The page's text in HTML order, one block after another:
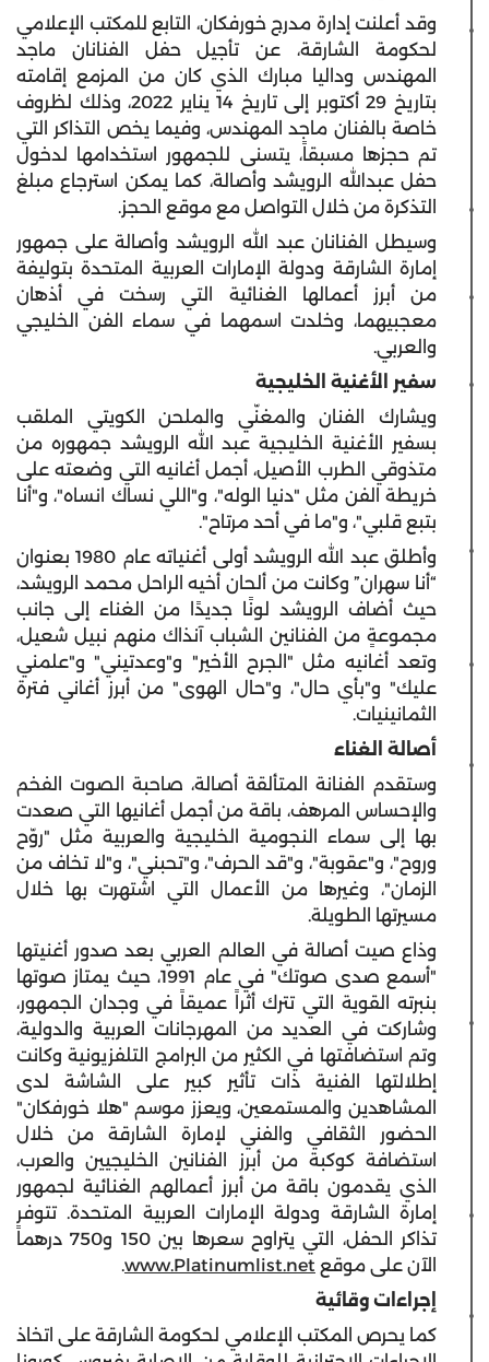
وقد أعلنت إدارة مدرج خورفكان، التابع للمكتب الإعلامي
لحكومة الشارقة، عن تأجيل حفل الفنانان ماجد
المهندس وداليا مبارك الذي كان من المزمع إقامته
بتاريخ 29 أكتوبر إلى تاريخ 14 يناير 2022، وذلك لظروف
خاصة بالفنان ماجد المهندس، وفيما يخص التذاكر التي
تم حجزها مسبقاً، يتسنى للجمهور استخدامها لدخول
حفل عبدالله الرويشد وأصالة، كما يمكن استرجاع مبلغ
التذكرة من خلال التواصل مع موقع الحجز.
وسيطل الفنانان عبد الله الرويشد وأصالة على جمهور
إمارة الشارقة ودولة الإمارات العربية المتحدة بتوليفة
من أبرز أعمالها الغنائية التي رسخت في أذهان
معجبيهما، وخلدت اسمهما في سماء الفن الخليجي
والعربي.
سفير الأغنية الخليجية
ويشارك الفنان والمغنّي والملحن الكويتي الملقب
بسفير الأغنية الخليجية عبد الله الرويشد جمهوره من
متذوقي الطرب الأصيل، أجمل أغانيه التي وضعته على
خريطة الفن مثل "دنيا الوله"، و"اللي نساك انساه"، و"أنا
بتبع قلبي"، و"ما في أحد مرتاح".
وأطلق عبد الله الرويشد أولى أغنياته عام 1980 بعنوان
“أنا سهران” وكانت من ألحان أخيه الراحل محمد الرويشد،
حيث أضاف الرويشد لونًا جديدًا من الغناء إلى جانب
مجموعةٍ من الفنانين الشباب آنذاك منهم نبيل شعيل،
وتعد أغانيه مثل "الجرح الأخير" و"وعدتيني" و"علمني
عليك" و"بأي حال"، و"حال الهوى" من أبرز أغاني فترة
الثمانينيات.
أصالة الغناء
وستقدم الفنانة المتألقة أصالة، صاحبة الصوت الفخم
والإحساس المرهف، باقة من أجمل أغانيها التي صعدت
بها إلى سماء النجومية الخليجية والعربية مثل "روّح
وروح"، و"عقوبة"، و"قد الحرف"، و"تحبني"، و"لا تخاف من
الزمان"، وغيرها من الأعمال التي اشتهرت بها خلال
مسيرتها الطويلة.
وذاع صيت أصالة في العالم العربي بعد صدور أغنيتها
"أسمع صدى صوتك" في عام 1991، حيث يمتاز صوتها
بنبرته القوية التي تترك أثراً عميقاً في وجدان الجمهور،
وشاركت في العديد من المهرجانات العربية والدولية،
وتم استضافتها في الكثير من البرامج التلفزيونية وكانت
إطلالتها الفنية ذات تأثير كبير على الشاشة لدى
المشاهدين والمستمعين، ويعزز موسم "هلا خورفكان"
الحضور الثقافي والفني لإمارة الشارقة من خلال
استضافة كوكبة من أبرز الفنانين الخليجيين والعرب،
الذي يقدمون باقة من أبرز أعمالهم الغنائية لجمهور
إمارة الشارقة ودولة الإمارات العربية المتحدة. تتوفر
تذاكر الحفل، التي يتراوح سعرها بين 150 و750 درهماً
الآن على موقع www.Platinumlist.net
.
إجراءات وقائية
كما يحرص المكتب الإعلامي لحكومة الشارقة على اتخاذ